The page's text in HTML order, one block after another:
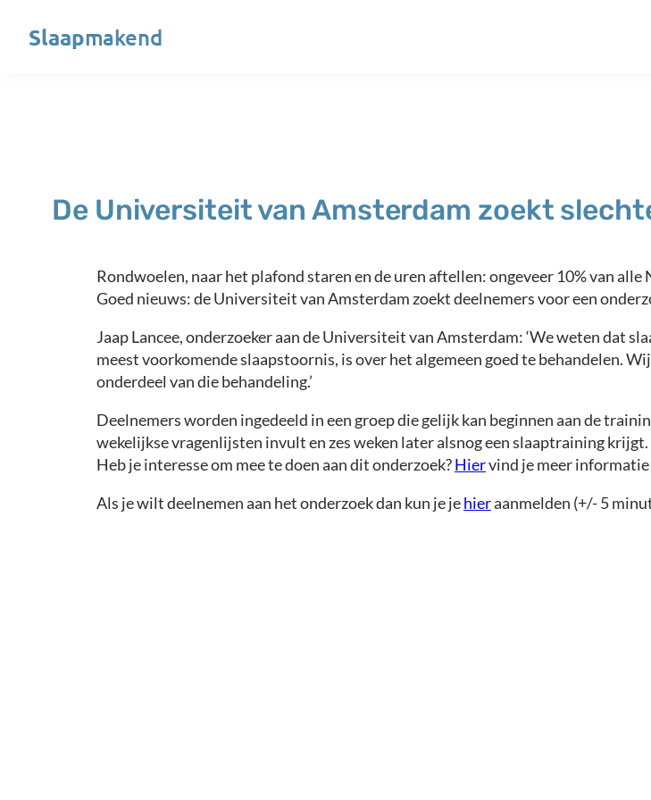
Slaapmakend
De Universiteit van Amsterdam zoekt
Rondwoelen, naar het plafond staren en de uren aftellen: ongeveer 10% van
Goed nieuws: de Universiteit van Amsterdam zoekt deelnemers voor een
Jaap Lancee, onderzoeker aan de Universiteit van Amsterdam: ‘We weten dat
meest voorkomende slaapstoornis, is over het algemeen goed te behandelen.
onderdeel van die behandeling.’
Deelnemers worden ingedeeld in een groep die gelijk kan beginnen aan de
wekelijkse vragenlijsten invult en zes weken later alsnog een slaaptraining
Heb je interesse om mee te doen aan dit onderzoek?Hiervind je meer
Als je wilt deelnemen aan het onderzoek dan kun je jehieraanmelden (+/- 5